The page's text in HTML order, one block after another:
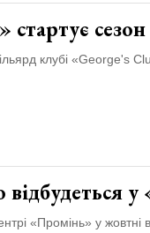
сезон
клубі «George's
«Промінь» у жовтні